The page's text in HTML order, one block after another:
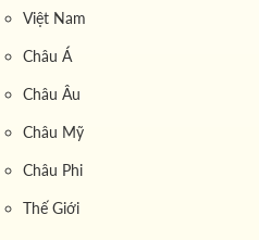
Việt Nam
Châu Á
Châu Âu
Châu Mỹ
Châu Phi
Thế Giới